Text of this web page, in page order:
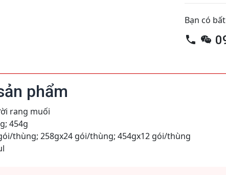
Bạn có
phẩm
rang muối
454g
thùng; 258gx24 gói/thùng; 454gx12 gói/thùng